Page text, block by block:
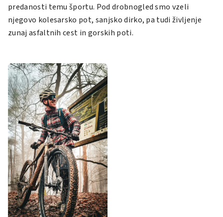
predanosti temu športu. Pod drobnogled smo vzeli
njegovo kolesarsko pot, sanjsko dirko, pa tudi življenje
zunaj asfaltnih cest in gorskih poti.